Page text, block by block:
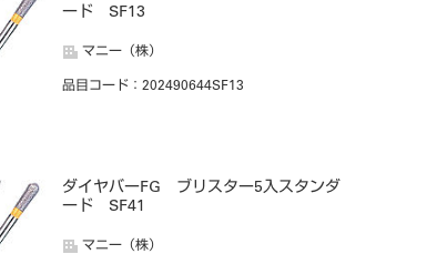
ード SF13
マニー（株）
品目コード ：202490644SF13
ダイヤバーFG ブリスター5入スタンダ
ード SF41
マニー（株）